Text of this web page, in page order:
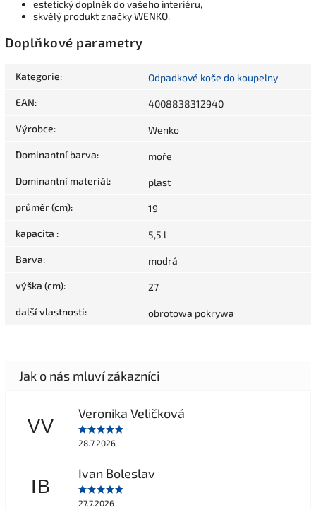
estetický doplněk do vašeho interiéru,
skvělý produkt značky WENKO.
Doplňkové parametry
Kategorie: Odpadkové koše do koupelny
EAN: 4008838312940
Výrobce: Wenko
Dominantní barva: moře
Dominantní materiál: plast
průměr (cm): 19
kapacita : 5,5 l
Barva: modrá
výška (cm): 27
další vlastnosti: obrotowa pokrywa
VV
Veronika Veličková
28.7.2026
IB
Ivan Boleslav
27.7.2026